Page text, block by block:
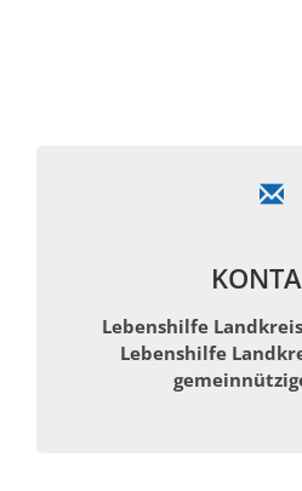
Lebenshilfe
Lebenshilfe